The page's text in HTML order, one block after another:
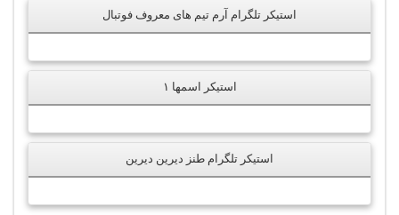
استیکر تلگرام آرم تیم های معروف فوتبال
استیکر اسمها ۱
استیکر تلگرام طنز دیرین دیرین